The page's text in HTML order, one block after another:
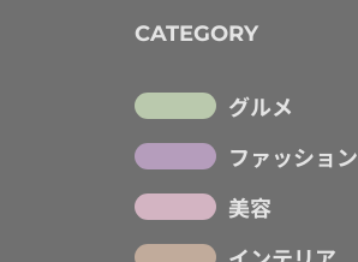
CATEGORY
グルメ
ファッション
美容